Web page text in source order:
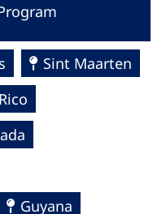
Sint Maarten
Guyana